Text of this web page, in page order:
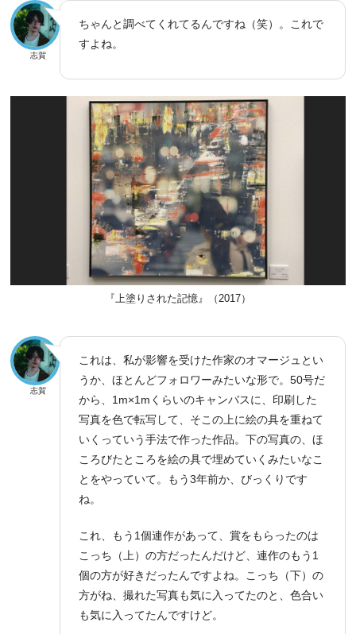
志賀
ちゃんと調べてくれてるんですね（笑）。これで
すよね。
『上塗りされた記憶』（2017）
志賀
これは、私が影響を受けた作家のオマージュとい
うか、ほとんどフォロワーみたいな形で。50号だ
から、1m×1mくらいのキャンバスに、印刷した
写真を色で転写して、そこの上に絵の具を重ねて
いくっていう手法で作った作品。下の写真の、ほ
ころびたところを絵の具で埋めていくみたいなこ
とをやっていて。もう3年前か、びっくりです
ね。
これ、もう1個連作があって、賞をもらったのは
こっち（上）の方だったんだけど、連作のもう1
個の方が好きだったんですよね。こっち（下）の
方がね、撮れた写真も気に入ってたのと、色合い
も気に入ってたんですけど。